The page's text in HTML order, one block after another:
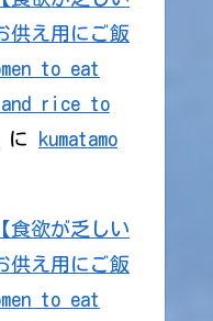
供え用にご飯
to eat
and rice to
に
kumatamo
食欲が乏しい
供え用にご飯
to eat